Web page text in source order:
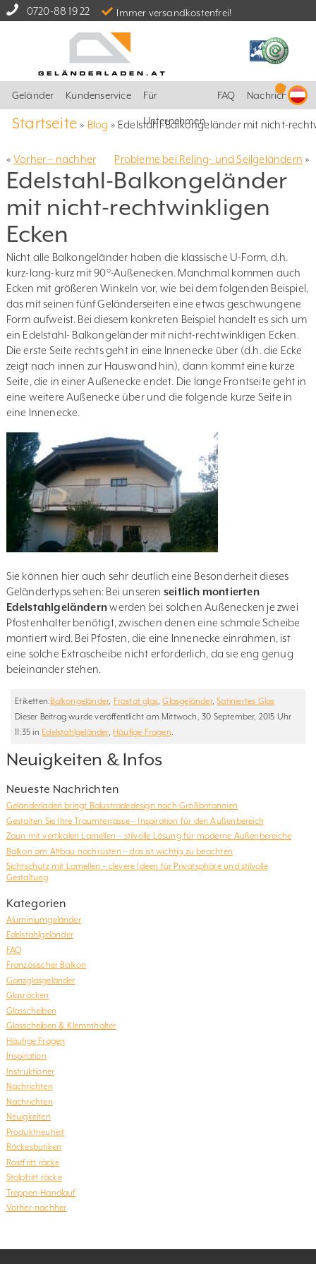
0720-88 19 22 Immer versandkostenfrei!
Geländer Kundenservice Für
Unternehmen
FAQ Nachrichten
Startseite » Blog » Edelstahl-Balkongeländer mit nicht-
« Vorher – nachher Probleme bei Reling- und Seilgeländern »
Edelstahl-Balkongeländer
mit nicht-rechtwinkligen
Ecken
Nicht alle Balkongeländer haben die klassische U-Form, d.h.
kurz-lang-kurz mit 90°-Außenecken. Manchmal kommen auch
Ecken mit größeren Winkeln vor, wie bei dem folgenden Beispiel,
das mit seinen fünf Geländerseiten eine etwas geschwungene
Form aufweist. Bei diesem konkreten Beispiel handelt es sich um
ein Edelstahl- Balkongeländer mit nicht-rechtwinkligen Ecken.
Die erste Seite rechts geht in eine Innenecke über (d.h. die Ecke
zeigt nach innen zur Hauswand hin), dann kommt eine kurze
Seite, die in einer Außenecke endet. Die lange Frontseite geht in
eine weitere Außenecke über und die folgende kurze Seite in
eine Innenecke.
Sie können hier auch sehr deutlich eine Besonderheit dieses
Geländertyps sehen: Bei unseren seitlich montierten
Edelstahlgeländernwerden bei solchen Außenecken je zwei
Pfostenhalter benötigt, zwischen denen eine schmale Scheibe
montiert wird. Bei Pfosten, die eine Innenecke einrahmen, ist
eine solche Extrascheibe nicht erforderlich, da sie eng genug
beieinander stehen.
Etiketten:Balkongeländer, Frostat glas,Glasgeländer,Satiniertes Glas
Dieser Beitrag wurde veröffentlicht am Mittwoch, 30 September, 2015 Uhr
11:35 in Edelstahlgeländer, Häufige Fragen.
Neuigkeiten & Infos
Neueste Nachrichten
Geländerladen bringt Balustradedesign nach Großbritannien
Gestalten Sie Ihre Traumterrasse – Inspiration für den Außenbereich
Zaun mit vertikalen Lamellen – stilvolle Lösung für moderne Außenbereiche
Balkon am Altbau nachrüsten – das ist wichtig zu beachten
Sichtschutz mit Lamellen – clevere Ideen für Privatsphäre und stilvolle
Gestaltung
Kategorien
Aluminiumgeländer
Edelstahlgeländer
FAQ
Französischer Balkon
Ganzglasgeländer
Glasräcken
Glasscheiben
Glasscheiben & Klemmhalter
Häufige Fragen
Inspiration
Instruktioner
Nachrichten
Nachrichten
Neuigkeiten
Produktneuheit
Räckesbutiken
Rostfritt räcke
Stolpfritt räcke
Treppen-Handlauf
Vorher-nachher